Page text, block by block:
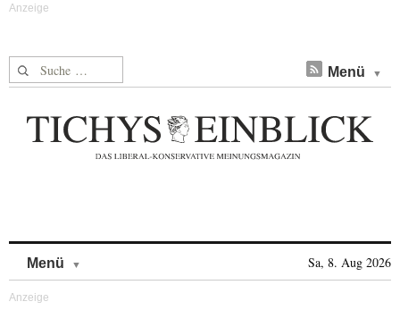
Suche nach: Menü
Menü Sa, 8. Aug 2026